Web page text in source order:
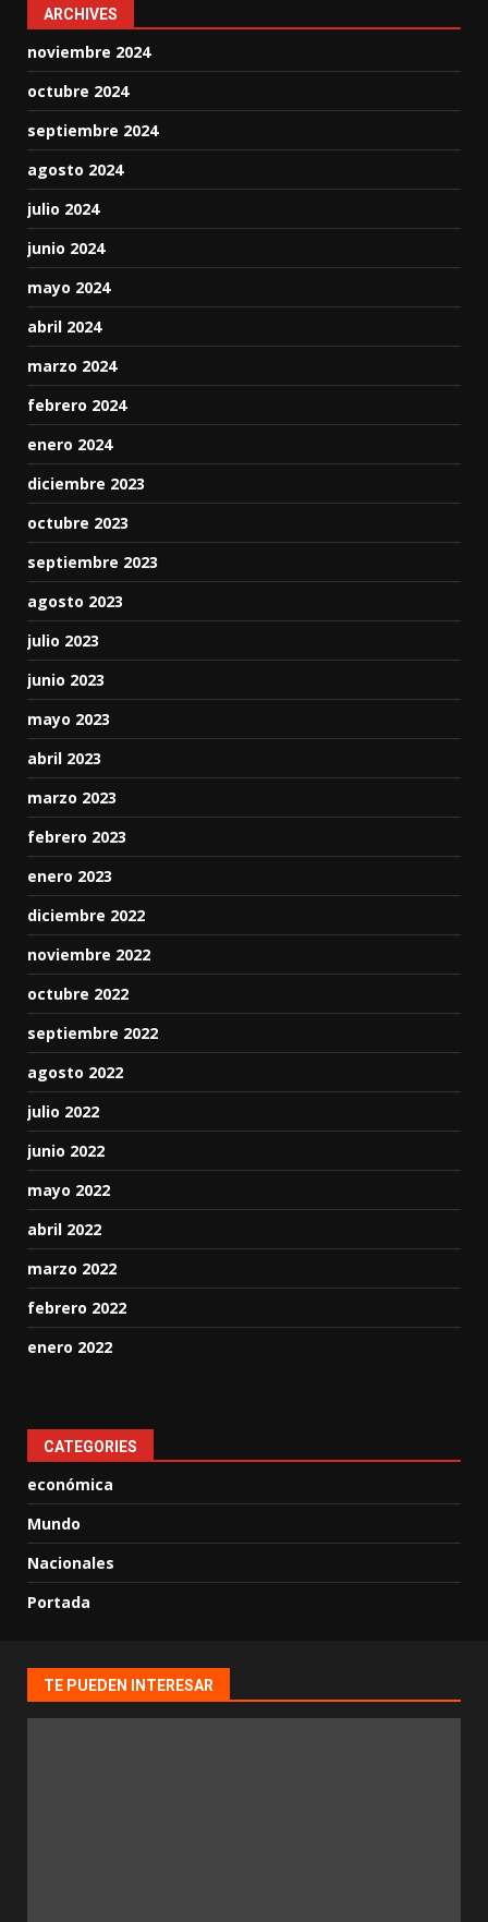
ARCHIVES
noviembre 2024
octubre 2024
septiembre 2024
agosto 2024
julio 2024
junio 2024
mayo 2024
abril 2024
marzo 2024
febrero 2024
enero 2024
diciembre 2023
octubre 2023
septiembre 2023
agosto 2023
julio 2023
junio 2023
mayo 2023
abril 2023
marzo 2023
febrero 2023
enero 2023
diciembre 2022
noviembre 2022
octubre 2022
septiembre 2022
agosto 2022
julio 2022
junio 2022
mayo 2022
abril 2022
marzo 2022
febrero 2022
enero 2022
CATEGORIES
económica
Mundo
Nacionales
Portada
TE PUEDEN INTERESAR